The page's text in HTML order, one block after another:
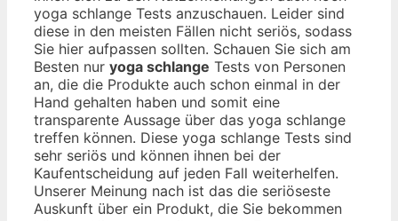
yoga schlange Tests anzuschauen. Leider sind
diese in den meisten Fällen nicht seriös, sodass
Sie hier aufpassen sollten. Schauen Sie sich am
Besten nur yoga schlange Tests von Personen
an, die die Produkte auch schon einmal in der
Hand gehalten haben und somit eine
transparente Aussage über das yoga schlange
treffen können. Diese yoga schlange Tests sind
sehr seriös und können ihnen bei der
Kaufentscheidung auf jeden Fall weiterhelfen.
Unserer Meinung nach ist das die seriöseste
Auskunft über ein Produkt, die Sie bekommen